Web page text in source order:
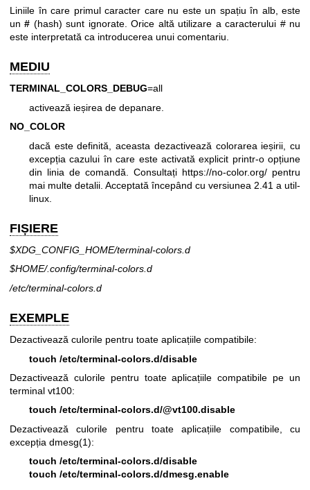
Liniile în care primul caracter care nu este un spațiu în alb, este
un# (hash) sunt ignorate. Orice altă utilizare a caracterului # nu
este interpretată ca introducerea unui comentariu.
MEDIU
TERMINAL_COLORS_DEBUG=all
activează ieșirea de depanare.
NO_COLOR
dacă este definită, aceasta dezactivează colorarea ieșirii, cu
excepția cazului în care este activată explicit printr-o opțiune
din linia de comandă. Consultați https://no-color.org/ pentru
mai multe detalii. Acceptată începând cu versiunea 2.41 a util-
linux.
FIȘIERE
$XDG_CONFIG_HOME/terminal-colors.d
$HOME/.config/terminal-colors.d
/etc/terminal-colors.d
EXEMPLE
Dezactivează culorile pentru toate aplicațiile compatibile:
touch /etc/terminal-colors.d/disable
Dezactivează culorile pentru toate aplicațiile compatibile pe un
terminal vt100:
touch /etc/terminal-colors.d/@vt100.disable
Dezactivează culorile pentru toate aplicațiile compatibile, cu
excepția dmesg(1):
touch /etc/terminal-colors.d/disable
touch /etc/terminal-colors.d/dmesg.enable